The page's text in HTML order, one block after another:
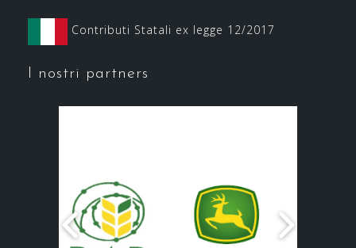
Contributi Statali ex legge 12/2017
I nostri partners